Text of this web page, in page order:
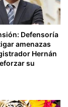
Defensoría
amenazas
Hernán
su